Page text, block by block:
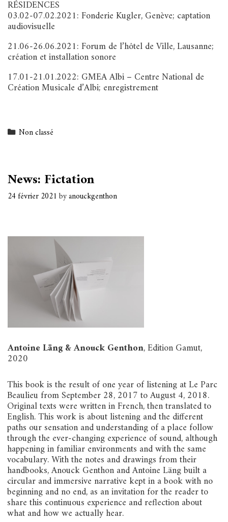
RÉSIDENCES
03.02-07.02.2021:Fonderie Kugler, Genève; captation
audiovisuelle
21.06-26.06.2021:Forum de l’hôtel de Ville, Lausanne;
création et installation sonore
17.01-21.01.2022: GMEA Albi – Centre National de
Création Musicale d’Albi; enregistrement
Categories
Non classé
News: Fictation
24 février 2021 byanouckgenthon
Antoine Läng & Anouck Genthon, Edition Gamut,
2020
This book is the result of one year of listening at Le Parc
Beaulieu from September 28, 2017 to August 4, 2018.
Original texts were written in French, then translated to
English. This work is about listening and the different
paths our sensation and understanding of a place follow
through the ever-changing experience of sound, although
happening in familiar environments and with the same
vocabulary. With the notes and drawings from their
handbooks, Anouck Genthon and Antoine Läng built a
circular and immersive narrative kept in a book with no
beginning and no end, as an invitation for the reader to
share this continuous experience and reflection about
what and how we actually hear.